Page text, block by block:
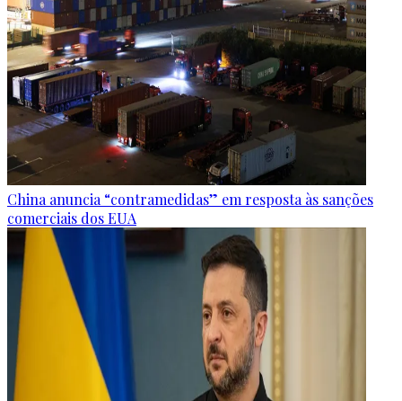
China anuncia “contramedidas” em resposta às sanções
comerciais dos EUA